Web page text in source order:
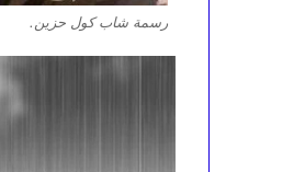
رسمة شاب كول حزين.